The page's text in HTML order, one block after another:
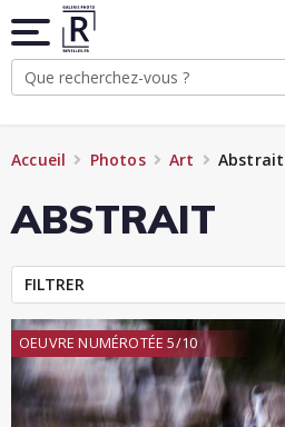
Accueil Photos Art Abstrait
ABSTRAIT
FILTRER
OEUVRE NUMÉROTÉE 5/10